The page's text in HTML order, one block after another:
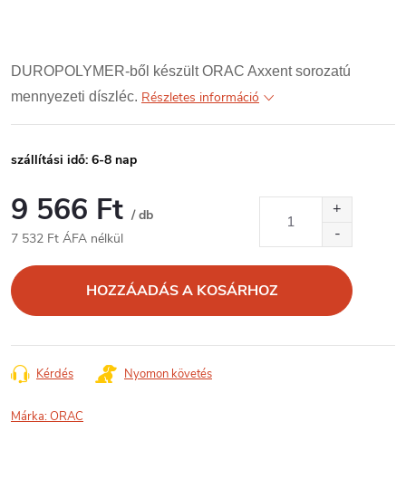
DUROPOLYMER-ből készült ORAC Axxent sorozatú
mennyezeti díszléc. Részletes információ
szállítási idő: 6-8 nap
9 566 Ft / db
7 532 Ft ÁFA nélkül
HOZZÁADÁS A KOSÁRHOZ
Kérdés Nyomon követés
Márka:ORAC